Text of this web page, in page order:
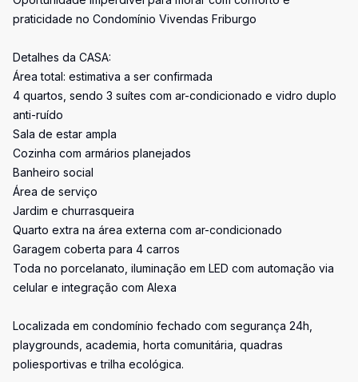
praticidade no Condomínio Vivendas Friburgo
Detalhes da CASA:
Área total: estimativa a ser confirmada
4 quartos, sendo 3 suítes com ar-condicionado e vidro duplo
anti-ruído
Sala de estar ampla
Cozinha com armários planejados
Banheiro social
Área de serviço
Jardim e churrasqueira
Quarto extra na área externa com ar-condicionado
Garagem coberta para 4 carros
Toda no porcelanato, iluminação em LED com automação via
celular e integração com Alexa
Localizada em condomínio fechado com segurança 24h,
playgrounds, academia, horta comunitária, quadras
poliesportivas e trilha ecológica.